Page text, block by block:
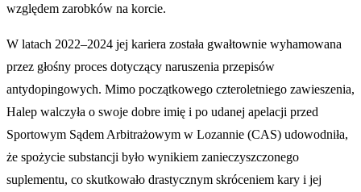
względem zarobków na korcie.
W latach 2022–2024 jej kariera została gwałtownie wyhamowana
przez głośny proces dotyczący naruszenia przepisów
antydopingowych. Mimo początkowego czteroletniego zawieszenia,
Halep walczyła o swoje dobre imię i po udanej apelacji przed
Sportowym Sądem Arbitrażowym w Lozannie (CAS) udowodniła,
że spożycie substancji było wynikiem zanieczyszczonego
suplementu, co skutkowało drastycznym skróceniem kary i jej